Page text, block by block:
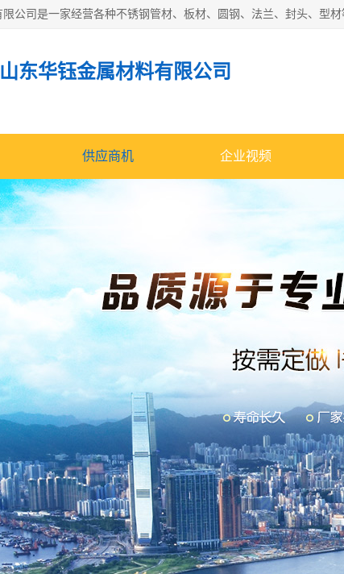
山东华钰金属材料有限公司
供应商机 企业视频